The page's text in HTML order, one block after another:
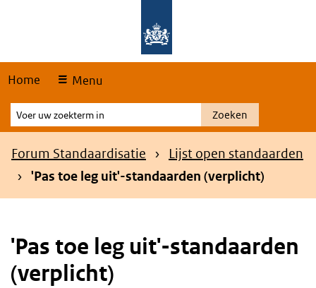
Home Menu
Voer
uw
zoekterm
Zoeken
Kruimelpad
Forum Standaardisatie
Lijst open standaarden
'Pas toe leg uit'-standaarden (verplicht)
'Pas toe leg uit'-standaarden
(verplicht)